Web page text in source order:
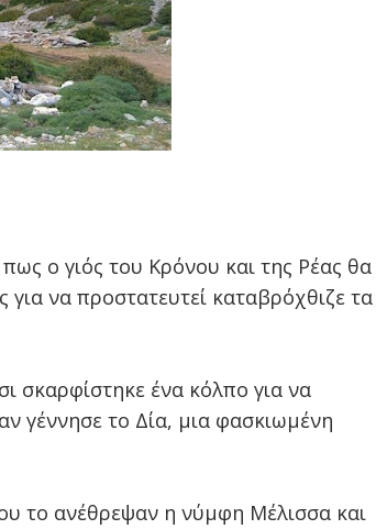
ο γιός του Κρόνου και της Ρέας θα
να προστατευτεί καταβρόχθιζε τα
σκαρφίστηκε ένα κόλπο για να
γέννησε το Δία, μια φασκιωμένη
το ανέθρεψαν η νύμφη Μέλισσα και